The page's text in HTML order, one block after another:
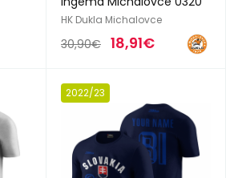
HK Dukla Michalovce
30,90€ 18,91€
2022/23